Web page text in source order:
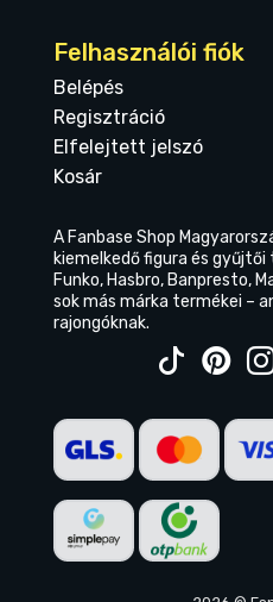
Felhasználói fiók
Belépés
Regisztráció
Elfelejtett jelszó
Kosár
A Fanbase Shop
kiemelkedő figura és
Funko, Hasbro, Banpresto,
sok más márka termékei –
rajongóknak.